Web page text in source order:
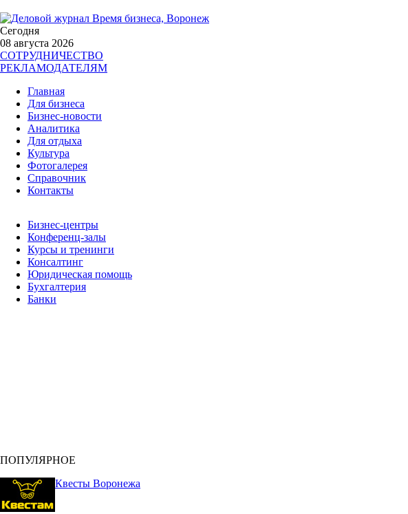
Сегодня
08 августа 2026
СОТРУДНИЧЕСТВО
РЕКЛАМОДАТЕЛЯМ
Главная
Для бизнеса
Бизнес-новости
Аналитика
Для отдыха
Культура
Фотогалерея
Справочник
Контакты
Бизнес-центры
Конференц-залы
Курсы и тренинги
Консалтинг
Юридическая помощь
Бухгалтерия
Банки
ПОПУЛЯРНОЕ
Квесты Воронежа